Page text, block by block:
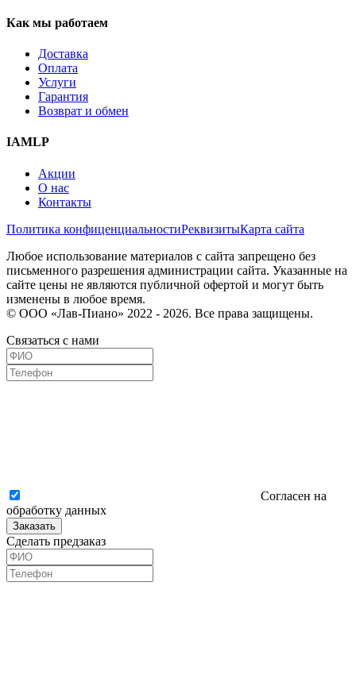
Как мы работаем
Доставка
Оплата
Услуги
Гарантия
Возврат и обмен
IAMLP
Акции
О нас
Контакты
Политика конфиценциальностиРеквизитыКарта сайта
Любое использование материалов с сайта запрещено без
письменного разрешения администрации сайта. Указанные на
сайте цены не являются публичной офертой и могут быть
изменены в любое время.
© ООО «Лав-Пиано» 2022 - 2026. Все права защищены.
Связаться с нами
Согласен на
обработку данных
Заказать
Сделать предзаказ